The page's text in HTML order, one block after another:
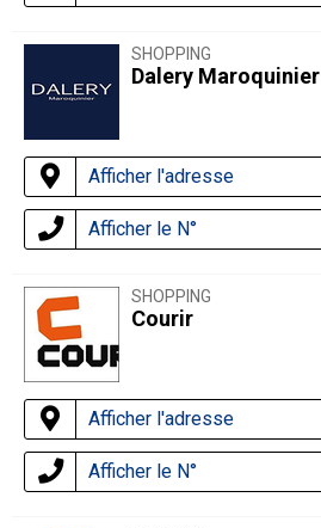
SHOPPING
Dalery Maroquinier
Afficher l'adresse
Afficher le N°
SHOPPING
Courir
Afficher l'adresse
Afficher le N°